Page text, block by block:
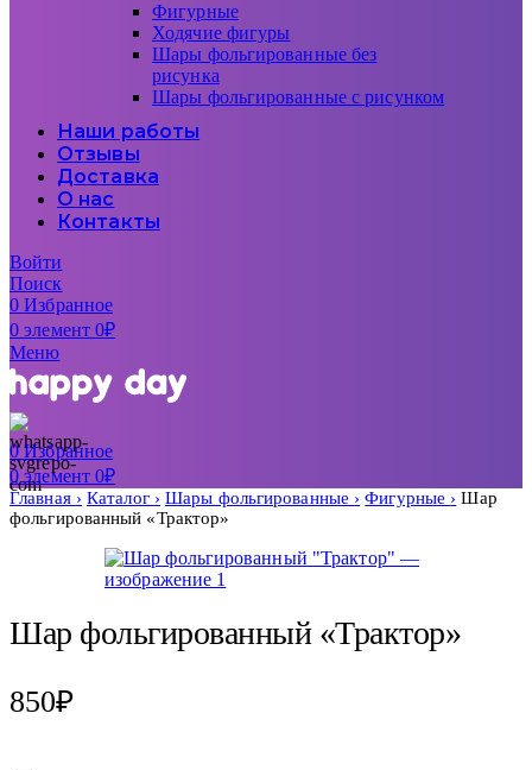
Фигурные
Ходячие фигуры
Шары фольгированные без
рисунка
Шары фольгированные с рисунком
Наши работы
Отзывы
Доставка
О нас
Контакты
Войти
Поиск
0Избранное
0элемент 0₽
Меню
0Избранное
0элемент 0₽
Главная Каталог Шары фольгированные Фигурные
Шар
фольгированный «Трактор»
Шар фольгированный «Трактор»
850₽